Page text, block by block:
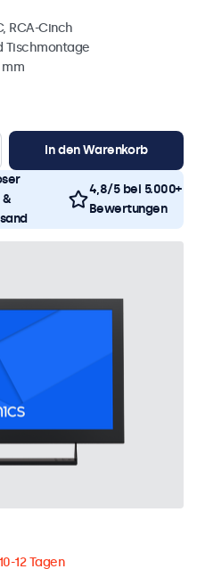
RCA-Cinch
Tischmontage
In den Warenkorb
4,8/5 bei 5.000+
Bewertungen
12 Tagen